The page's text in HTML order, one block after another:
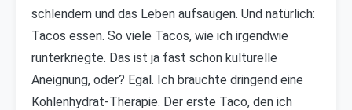
schlendern und das Leben aufsaugen. Und natürlich:
Tacos essen. So viele Tacos, wie ich irgendwie
runterkriegte. Das ist ja fast schon kulturelle
Aneignung, oder? Egal. Ich brauchte dringend eine
Kohlenhydrat-Therapie. Der erste Taco, den ich